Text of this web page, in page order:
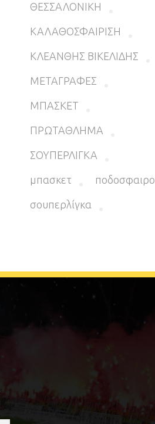
ΘΕΣΣΑΛΟΝΙΚΗ
ΚΑΛΑΘΟΣΦΑΙΡΙΣΗ
ΚΛΕΑΝΘΗΣ ΒΙΚΕΛΙΔΗΣ
ΜΕΤΑΓΡΑΦΕΣ
ΜΠΑΣΚΕΤ
ΠΡΩΤΑΘΛΗΜΑ
ΣΟΥΠΕΡΛΙΓΚΑ
μπασκετ ποδοσφαιρο
σουπερλίγκα